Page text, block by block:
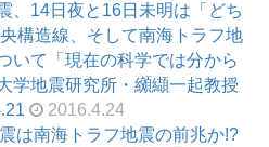
、14日夜と16日未明は「どち
構造線、そして南海トラフ地
いて「現在の科学では分から
学地震研究所・纐纈一起教授
2016.4.24
は南海トラフ地震の前兆か!?